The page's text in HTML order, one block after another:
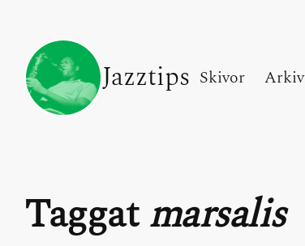
Jazztips Skivor Arkiv
Taggatmarsalis